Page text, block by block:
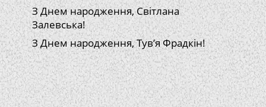
З Днем народження, Світлана
Залевська!
З Днем народження, Тув’я Фрадкін!